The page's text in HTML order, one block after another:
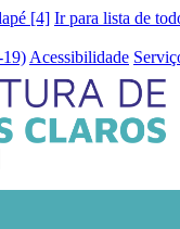
[4] Ir para lista de
Acessibilidade